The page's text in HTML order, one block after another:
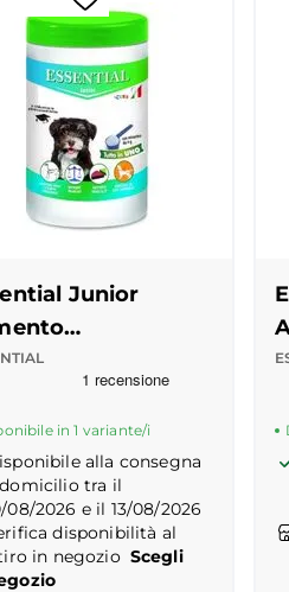
- center
Junior
in
Truspilot del prodotto
in 1 variante/i
alla consegna
tra il
08/2026 e il 13/08/2026
disponibilità al
in negozio Scegli